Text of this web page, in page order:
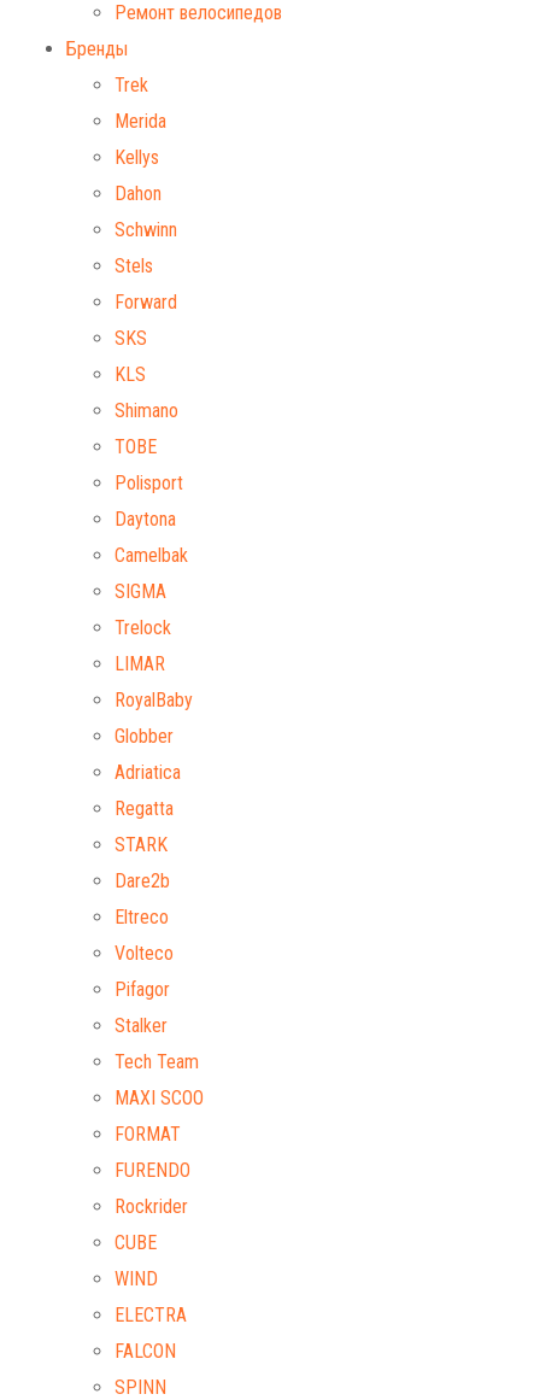
Ремонт велосипедов
Бренды
Trek
Merida
Kellys
Dahon
Schwinn
Stels
Forward
SKS
KLS
Shimano
TOBE
Polisport
Daytona
Camelbak
SIGMA
Trelock
LIMAR
RoyalBaby
Globber
Adriatica
Regatta
STARK
Dare2b
Eltreco
Volteco
Pifagor
Stalker
Tech Team
MAXI SCOO
FORMAT
FURENDO
Rockrider
CUBE
WIND
ELECTRA
FALCON
SPINN